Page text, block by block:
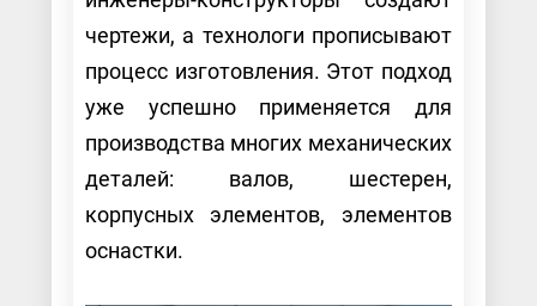
чертежи, а технологи прописывают
процесс изготовления. Этот подход
уже успешно применяется для
производства многих механических
деталей: валов, шестерен,
корпусных элементов, элементов
оснастки.